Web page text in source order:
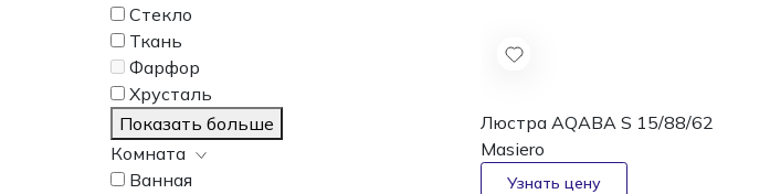
Стекло
Ткань
Фарфор
Хрусталь
Показать больше
Комната
Ванная
Люстра AQABA S 15/88/62
Masiero